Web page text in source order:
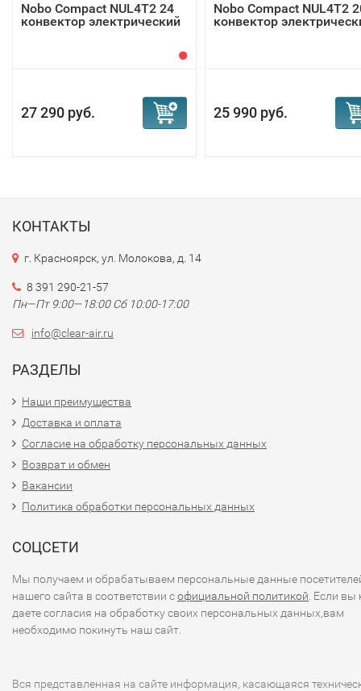
Nobo Compact NUL4T2 24
конвектор электрический
27 290 руб.
Nobo Compact NUL4T2
конвектор
25 990 руб.
КОНТАКТЫ
г. Красноярск, ул. Молокова, д. 14
8 391 290-21-57
Пн—Пт 9:00—18:00 Сб 10:00-17:00
info@clear-air.ru
РАЗДЕЛЫ
Наши преимущества
Доставка и оплата
Согласие на обработку персональных данных
Возврат и обмен
Вакансии
Политика обработки персональных данных
СОЦСЕТИ
Мы получаем и обрабатываем персональные данные
нашего сайта в соответствии софициальной политикой . Если вы
даете согласия на обработку своих персональных данных,вам
необходимо покинуть наш сайт.
Вся представленная на сайте информация, касающаяся